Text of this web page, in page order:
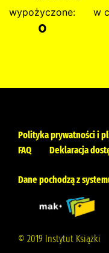
wypożyczone:
0
w
Polityka prywatności i
FAQ
Deklaracja
Dane pochodzą z
© 2019 Instytut Książki